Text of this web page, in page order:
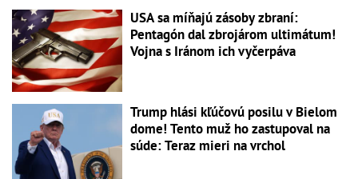
USA sa míňajú zásoby zbraní:
Pentagón dal zbrojárom ultimátum!
Vojna s Iránom ich vyčerpáva
Trump hlási kľúčovú posilu v Bielom
dome! Tento muž ho zastupoval na
súde: Teraz mieri na vrchol